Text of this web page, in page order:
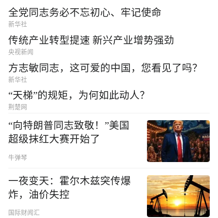
全党同志务必不忘初心、牢记使命
新华社
传统产业转型提速 新兴产业增势强劲
央视新闻
方志敏同志，这可爱的中国，您看见了吗？
新华社
“天梯”的规矩，为何如此动人？
荆楚网
“向特朗普同志致敬！”美国
超级抹红大赛开始了
牛弹琴
一夜变天：霍尔木兹突传爆
炸，油价失控
国际财闻汇